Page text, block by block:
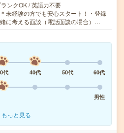
ンクOK / 英語力不要
未経験の方でも安心スタート！・登録
に考える面談（電話面談の場合）…
代 40代 50代
60代
男性
もっと見る